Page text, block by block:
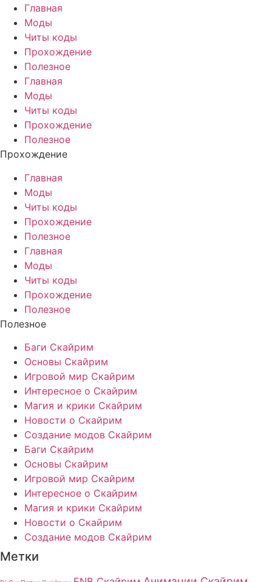
Главная
Моды
Читы коды
Прохождение
Полезное
Главная
Моды
Читы коды
Прохождение
Полезное
Прохождение
Главная
Моды
Читы коды
Прохождение
Полезное
Главная
Моды
Читы коды
Прохождение
Полезное
Полезное
Баги Скайрим
Основы Скайрим
Игровой мир Скайрим
Интересное о Скайрим
Магия и крики Скайрим
Новости о Скайрим
Создание модов Скайрим
Баги Скайрим
Основы Скайрим
Игровой мир Скайрим
Интересное о Скайрим
Магия и крики Скайрим
Новости о Скайрим
Создание модов Скайрим
Метки